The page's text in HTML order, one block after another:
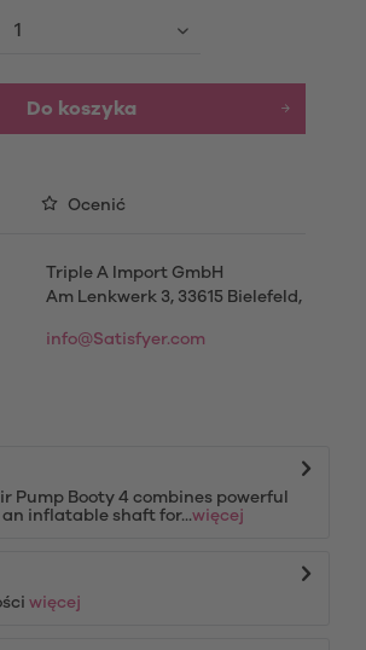
Do koszyka
Ocenić
Triple A Import GmbH
Am Lenkwerk 3, 33615 Bielefeld,
info@Satisfyer.com
Pump Booty 4 combines powerful
inflatable shaft for...więcej
więcej